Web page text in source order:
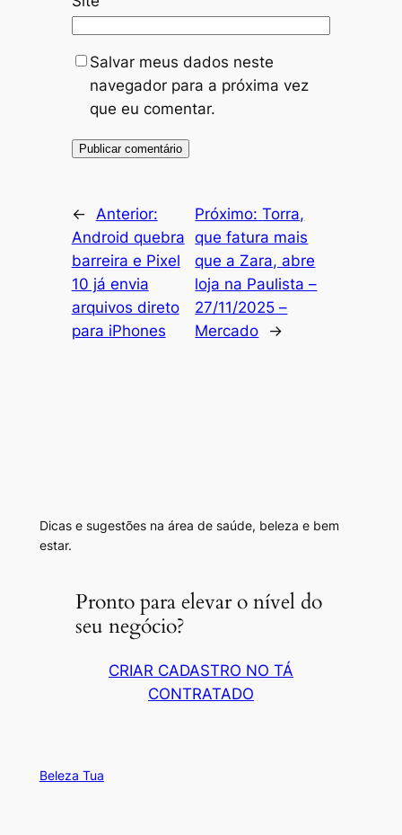
Salvar meus dados neste
navegador para a próxima vez
que eu comentar.
← Anterior:
Android quebra
barreira e Pixel
10 já envia
arquivos direto
para iPhones
Próximo: Torra,
que fatura mais
que a Zara, abre
loja na Paulista –
27/11/2025 –
Mercado
→
Dicas e sugestões na área de saúde, beleza e bem
estar.
Pronto para elevar o nível do
seu negócio?
CRIAR CADASTRO NO TÁ
CONTRATADO
Beleza Tua